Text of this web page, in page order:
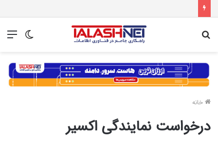
تغییر
خانه
درخواست نمایندگی اکسیر